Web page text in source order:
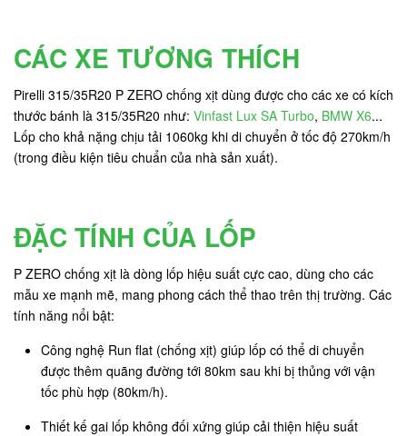
CÁC XE TƯƠNG THÍCH
Pirelli 315/35R20 P ZERO chống xịt dùng được cho các xe có kích
thước bánh là 315/35R20 như: Vinfast Lux SA Turbo, BMW X6...
Lốp cho khả nặng chịu tải 1060kg khi di chuyển ở tốc độ 270km/h
(trong điều kiện tiêu chuẩn của nhà sản xuất).
ĐẶC TÍNH CỦA LỐP
P ZERO chống xịt là dòng lốp hiệu suất cực cao, dùng cho các
mẫu xe mạnh mẽ, mang phong cách thể thao trên thị trường. Các
tính năng nổi bật:
Công nghệ Run flat (chống xịt) giúp lốp có thể di chuyển
được thêm quãng đường tới 80km sau khi bị thủng với vận
tốc phù hợp (80km/h).
Thiết kế gai lốp không đối xứng giúp cải thiện hiệu suất